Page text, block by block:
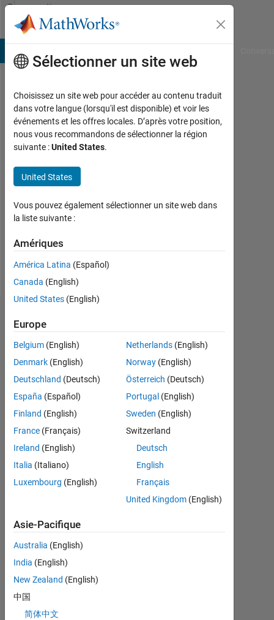
Passer au contenu
Community
Profile
Chino
Actif
depuis
2026
Followers:
Following:
Follow
Statistiques
MATLAB Answers
CONTRIBUTIONS L
-2
-1
1
2
3
CHRONOLOGIE
42
992
of
302
Sélectionner un site web
Choisissez un site web pour accéder au contenu traduit
dans votre langue (lorsqu'il est disponible) et voir les
événements et les offres locales. D’après votre position,
nous vous recommandons de sélectionner la région
suivante :United States.
United States
Vous pouvez également sélectionner un site web dans
la liste suivante :
Amériques
América Latina (Español)
Canada (English)
United States (English)
Europe
Belgium (English)
Denmark (English)
Deutschland (Deutsch)
España (Español)
Finland (English)
France (Français)
Ireland (English)
Italia (Italiano)
Luxembourg (English)
Netherlands(English)
Norway(English)
Österreich (Deutsch)
Portugal (English)
Sweden (English)
Switzerland
Deutsch
English
Français
United Kingdom(English)
Asie-Pacifique
Australia (English)
India (English)
New Zealand (English)
中国
简体中文